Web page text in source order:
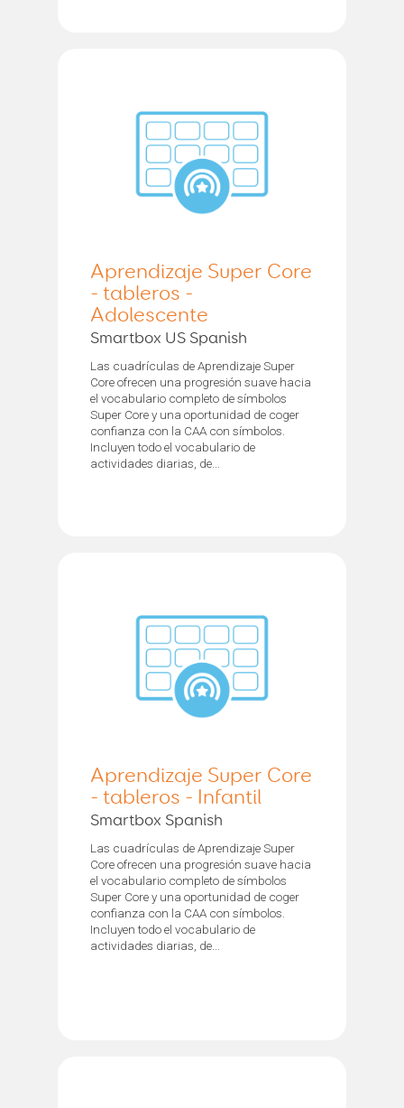
Aprendizaje Super Core
- tableros -
Adolescente
Smartbox US Spanish
Las cuadrículas de Aprendizaje Super
Core ofrecen una progresión suave hacia
el vocabulario completo de símbolos
Super Core y una oportunidad de coger
confianza con la CAA con símbolos.
Incluyen todo el vocabulario de
actividades diarias, de...
Aprendizaje Super Core
- tableros - Infantil
Smartbox Spanish
Las cuadrículas de Aprendizaje Super
Core ofrecen una progresión suave hacia
el vocabulario completo de símbolos
Super Core y una oportunidad de coger
confianza con la CAA con símbolos.
Incluyen todo el vocabulario de
actividades diarias, de...